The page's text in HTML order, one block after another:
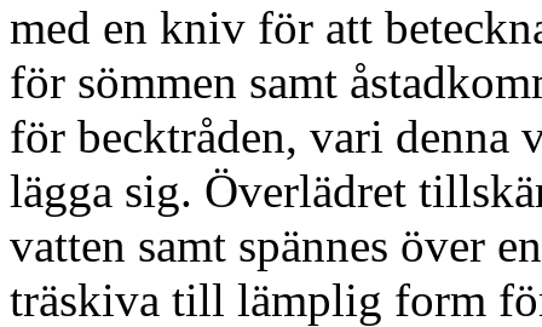
med en kniv för att
för sömmen samt
för becktråden, vari denna
lägga sig. Överlädret
vatten samt spännes över
träskiva till lämplig form